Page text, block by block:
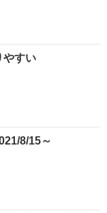
やすい
8/15～